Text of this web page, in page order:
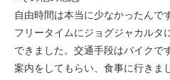
自由時間は本当に少なかったんで
フリータイムにジョグジャカルタ
できました。交通手段はバイクで
案内をしてもらい、食事に行きま